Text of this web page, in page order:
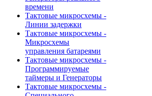
времени
Тактовые микросхемы -
Линии задержки
Тактовые микросхемы -
Микросхемы
управления батареями
Тактовые микросхемы -
Программируемые
таймеры и Генераторы
Тактовые микросхемы -